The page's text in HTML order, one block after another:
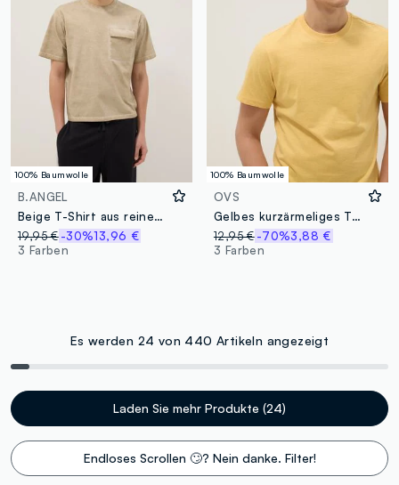
100% Baumwolle
B.ANGEL
Beige T-Shirt aus reiner Baumwolle, regular fit, mit Tasche
19,95 €-30%13,96 €
3 Farben
100% Baumwolle
OVS
Gelbes kurzärmeliges T-Shirt aus reiner Baumwolle im regulären Schnitt
12,95 € -70%3,88 €
3 Farben
Es werden 24 von 440 Artikeln angezeigt
Laden Sie mehr Produkte (24)
Endloses Scrollen 🙄? Nein danke. Filter!